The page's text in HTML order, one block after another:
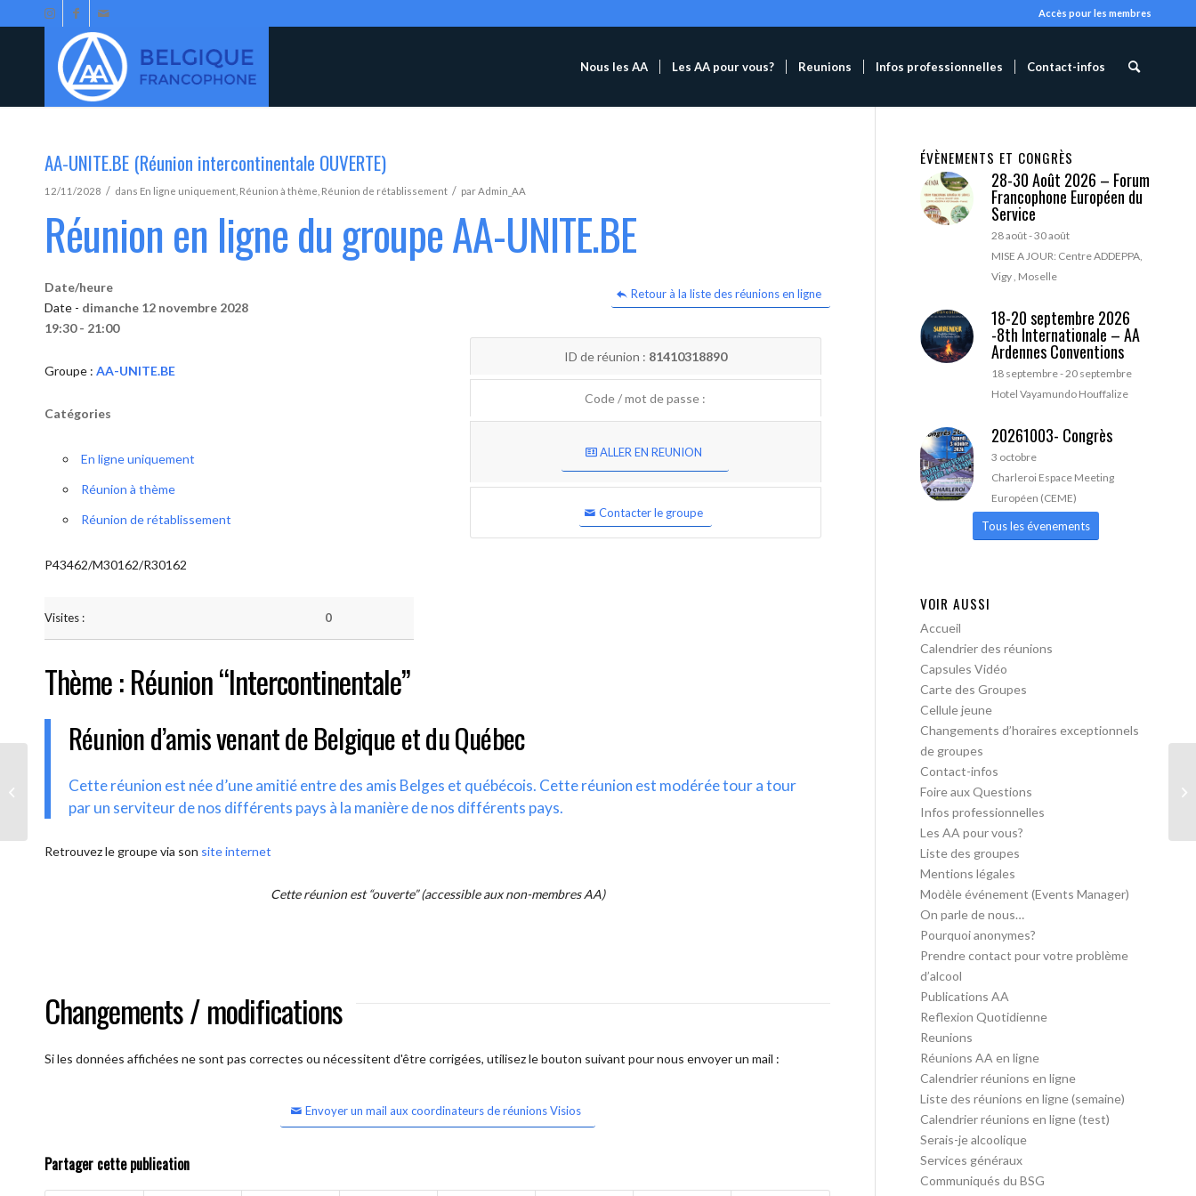
Accès pour les membres
Nous les AA Les AA pour vous? Reunions Infos professionnelles Contact-infos
AA-UNITE.BE (Réunion intercontinentale OUVERTE)
12/11/2028 / dans En ligne uniquement Réunion à thème Réunion de rétablissement / parAdmin_AA
Réunion en ligne du groupe AA-UNITE.BE
Retour à la liste des réunions en ligne
Date/heure
Date - dimanche 12 novembre 2028
19:30 - 21:00
Groupe : AA-UNITE.BE
Catégories
En ligne uniquement
Réunion à thème
Réunion de rétablissement
P43462/M30162/R30162
Visites : 0
ID de réunion : 81410318890
Code / mot de passe :
ALLER EN REUNION
Contacter le groupe
Thème : Réunion “Intercontinentale”
Réunion d’amis venant de Belgique et du Québec
Cette réunion est née d’une amitié entre des amis Belges et québécois. Cette réunion est modérée tour a tour
par un serviteur de nos différents pays à la manière de nos différents pays.
Retrouvez le groupe via son site internet
Cette réunion est “ouverte” (accessible aux non-membres AA)
Changements / modifications
Si les données affichées ne sont pas correctes ou nécessitent d'être corrigées, utilisez le bouton suivant pour nous envoyer un mail :
Envoyer un mail aux coordinateurs de réunions Visios
Partager cette publication
ÉVÈNEMENTS ET CONGRÈS
28-30 Août 2026 – Forum
Francophone Européen du
Service
28 août-30 août
MISE A JOUR: Centre ADDEPPA,
Vigy , Moselle
18-20 septembre 2026
-8th Internationale – AA
Ardennes Conventions
18 septembre-20 septembre
Hotel Vayamundo Houffalize
20261003- Congrès
3 octobre
Charleroi Espace Meeting
Européen (CEME)
Tous les évenements
VOIR AUSSI
Accueil
Calendrier des réunions
Capsules Vidéo
Carte des Groupes
Cellule jeune
Changements d’horaires exceptionnels
de groupes
Contact-infos
Foire aux Questions
Infos professionnelles
Les AA pour vous?
Liste des groupes
Mentions légales
Modèle événement (Events Manager)
On parle de nous…
Pourquoi anonymes?
Prendre contact pour votre problème
d’alcool
Publications AA
Reflexion Quotidienne
Reunions
Réunions AA en ligne
Calendrier réunions en ligne
Liste des réunions en ligne (semaine)
Calendrier réunions en ligne (test)
Serais-je alcoolique
Services généraux
Communiqués du BSG
AA-UNITE.BE (Réunion
intercontinentale OUVERTE)